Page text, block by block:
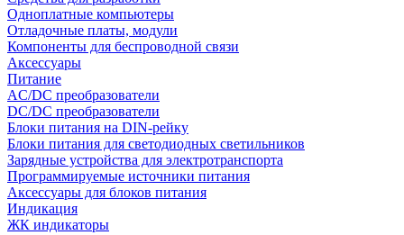
Одноплатные компьютеры
Отладочные платы, модули
Компоненты для беспроводной связи
Аксессуары
Питание
AC/DC преобразователи
DC/DC преобразователи
Блоки питания на DIN-рейку
Блоки питания для светодиодных светильников
Зарядные устройства для электротранспорта
Программируемые источники питания
Аксессуары для блоков питания
Индикация
ЖК индикаторы